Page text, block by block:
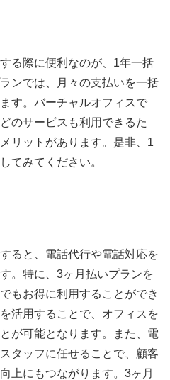
る際に便利なのが、1年一括
ンでは、月々の支払いを一括
す。バーチャルオフィスで
のサービスも利用できるた
リットがあります。是非、1
てみてください。
ると、電話代行や電話対応を
。特に、3ヶ月払いプランを
もお得に利用することができ
活用することで、オフィスを
が可能となります。また、電
タッフに任せることで、顧客
上にもつながります。3ヶ月